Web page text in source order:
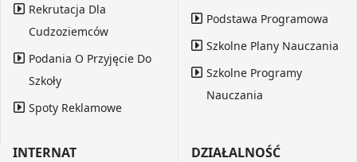
Rekrutacja Dla
Cudzoziemców
Podania O Przyjęcie Do
Szkoły
Spoty Reklamowe
Podstawa Programowa
Szkolne Plany Nauczania
Szkolne Programy
Nauczania
INTERNAT DZIAŁALNOŚĆ